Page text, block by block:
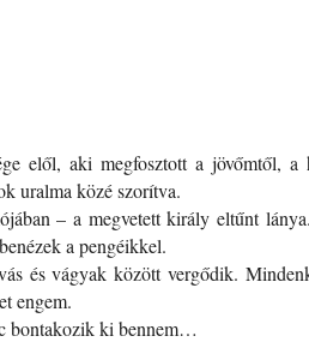
elől, aki megfosztott a jövőmtől, a
uralma közé szorítva.
– a megvetett király eltűnt
a pengéikkel.
és vágyak között vergődik.
engem.
bontakozik ki bennem…